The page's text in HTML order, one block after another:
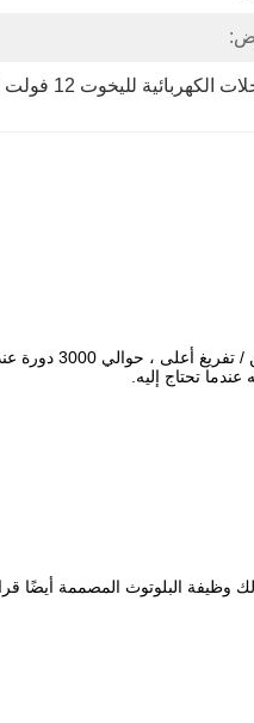
لليخوت 12 فولت 80 أمبير